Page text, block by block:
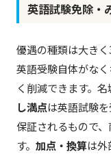
英語試験免除・
優遇の種類は大きく
英語受験自体がな
く削減できます。
し満点は英語試験
保証されるもので
す。 加点・換算は